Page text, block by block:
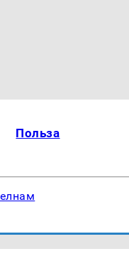
Польза